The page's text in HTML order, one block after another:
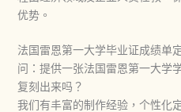
优势。
法国雷恩第一大学毕业证成绩单
问：提供一张法国雷恩第一大学
复刻出来吗？
我们有丰富的制作经验，个性化